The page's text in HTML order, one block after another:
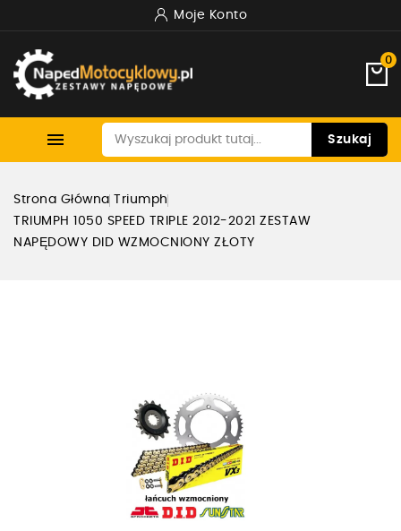
Moje Konto
0
 Szukaj
Strona Główna
Triumph
TRIUMPH 1050 SPEED TRIPLE 2012-2021 ZESTAW
NAPĘDOWY DID WZMOCNIONY ZŁOTY